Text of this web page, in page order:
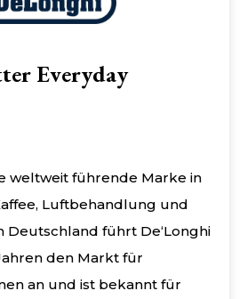
Everyday
weltweit führende Marke in
Luftbehandlung und
Deutschland führt De‘Longhi
den Markt für
an und ist bekannt für